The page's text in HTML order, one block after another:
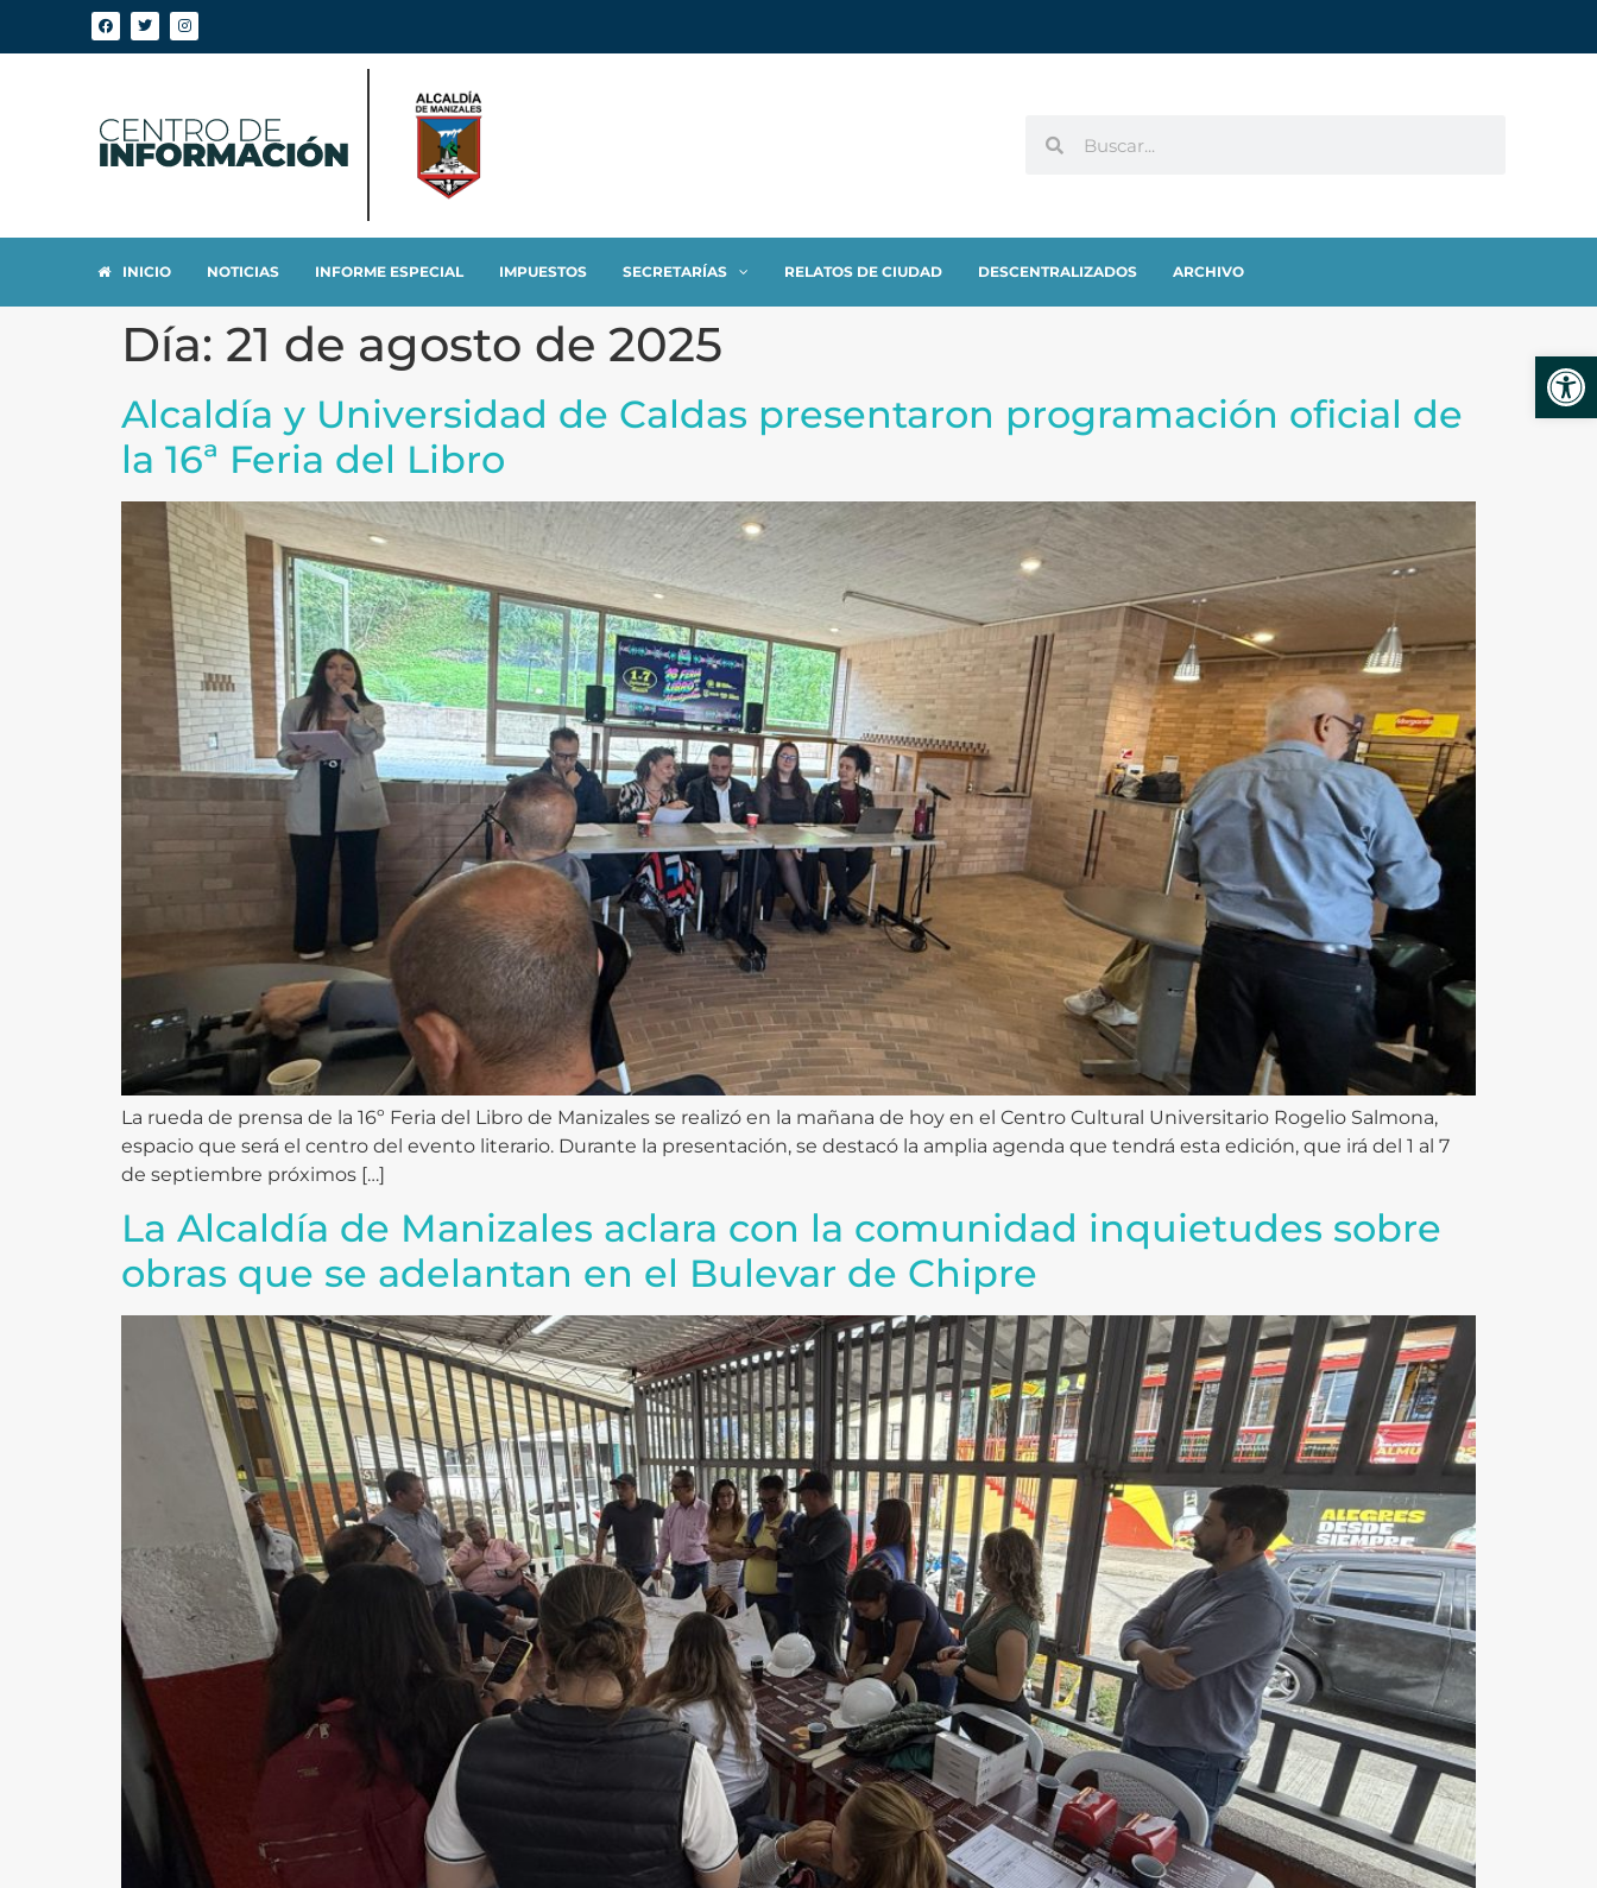
INICIO NOTICIAS INFORME ESPECIAL IMPUESTOS SECRETARÍAS RELATOS DE CIUDAD DESCENTRALIZADOS ARCHIVO
Día: 21 de agosto de 2025
Alcaldía y Universidad de Caldas presentaron programación oficial de
la 16ª Feria del Libro
La rueda de prensa de la 16º Feria del Libro de Manizales se realizó en la mañana de hoy en el Centro Cultural Universitario Rogelio Salmona,
espacio que será el centro del evento literario. Durante la presentación, se destacó la amplia agenda que tendrá esta edición, que irá del 1 al 7
de septiembre próximos […]
La Alcaldía de Manizales aclara con la comunidad inquietudes sobre
obras que se adelantan en el Bulevar de Chipre